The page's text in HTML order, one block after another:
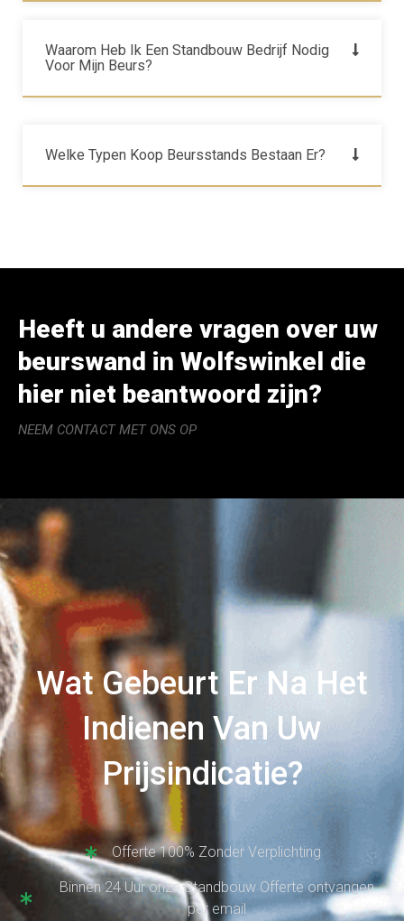
Waarom Heb Ik Een Standbouw Bedrijf Nodig
Voor Mijn Beurs?
Welke Typen Koop Beursstands Bestaan Er?
Heeft u andere vragen over uw
beurswand in Wolfswinkel die
hier niet beantwoord zijn?
NEEM CONTACT MET ONS OP
Wat Gebeurt Er Na Het
Indienen Van Uw
Prijsindicatie?
Offerte 100% Zonder Verplichting
Binnen 24 Uur onze Standbouw Offerte ontvangen
per email